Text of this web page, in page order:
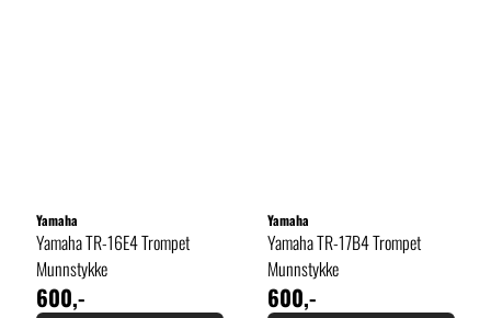
Yamaha
Yamaha TR-16E4 Trompet
Munnstykke
600,-
Yamaha
Yamaha TR-17B4 Trompet
Munnstykke
600,-